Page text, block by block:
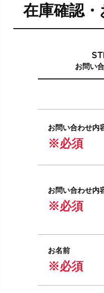
在庫確認・
お問い
お問い合わせ内
※必須
お問い合わせ内
※必須
お名前
※必須